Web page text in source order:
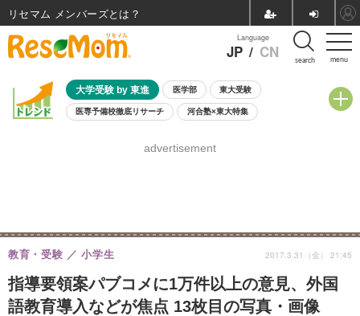
menu
Language
JP / CN search
大学受験 by 東進 医学部 東大受験
医専予備校徹底リサーチ 河合塾×東大特集
8月開催学校説明会・相談会
advertisement
指導要領案パブコメに1万件以上の意見、外国
語教育導入などが焦点 13枚目の写真・画像
教育・受験 小学生 2017.3.31（金） 21:45
リセマム メンバーズ